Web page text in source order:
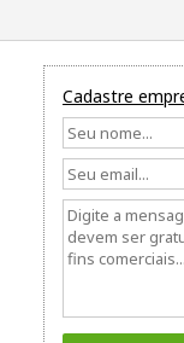
Cadastre